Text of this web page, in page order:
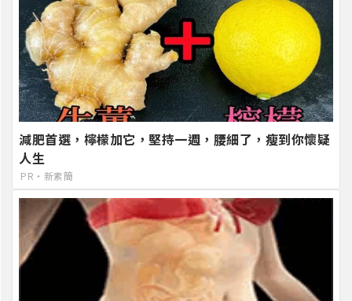
減肥首選，檸檬加它，堅持一週，腰細了，瘦到你懷疑
人生
PR・新素簡